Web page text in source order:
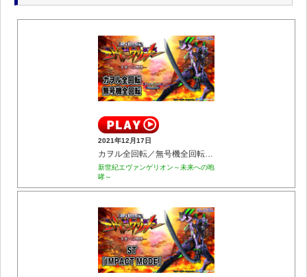
2021年12月17日
カヲル全回転／無号機全回転【プレミアム】
新世紀エヴァンゲリオン～未来への咆
哮～